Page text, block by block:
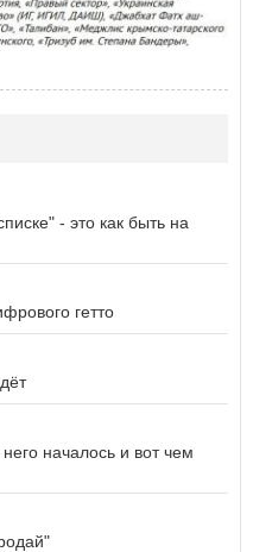
- это как быть на
гетто
началось и вот чем